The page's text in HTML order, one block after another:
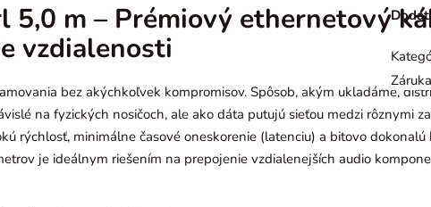
5,0 m – Prémiový ethernetový
vzdialenosti
bez akýchkoľvek kompromisov. Spôsob, akým ukladáme,
na fyzických nosičoch, ale ako dáta putujú sieťou medzi rôznymi
rýchlosť, minimálne časové oneskorenie (latenciu) a bitovo
je ideálnym riešením na prepojenie vzdialenejších audio
Záruka